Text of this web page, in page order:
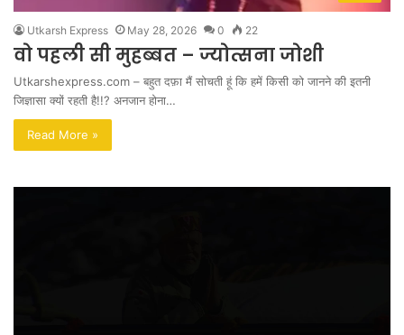
Utkarsh Express May 28, 2026 0 22
वो पहली सी मुहब्बत – ज्योत्सना जोशी
Utkarshexpress.com – बहुत दफ़ा मैं सोचती हूं कि हमें किसी को जानने की इतनी
जिज्ञासा क्यों रहती है!!? अनजान होना…
Read More »